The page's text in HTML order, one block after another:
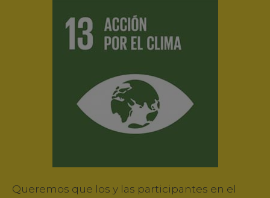
Queremos que los y las participantes en el